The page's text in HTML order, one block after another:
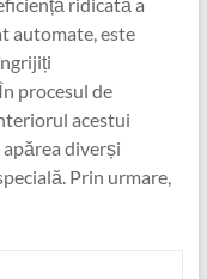
automate, este
procesul de
acestui
diverși
Prin urmare,